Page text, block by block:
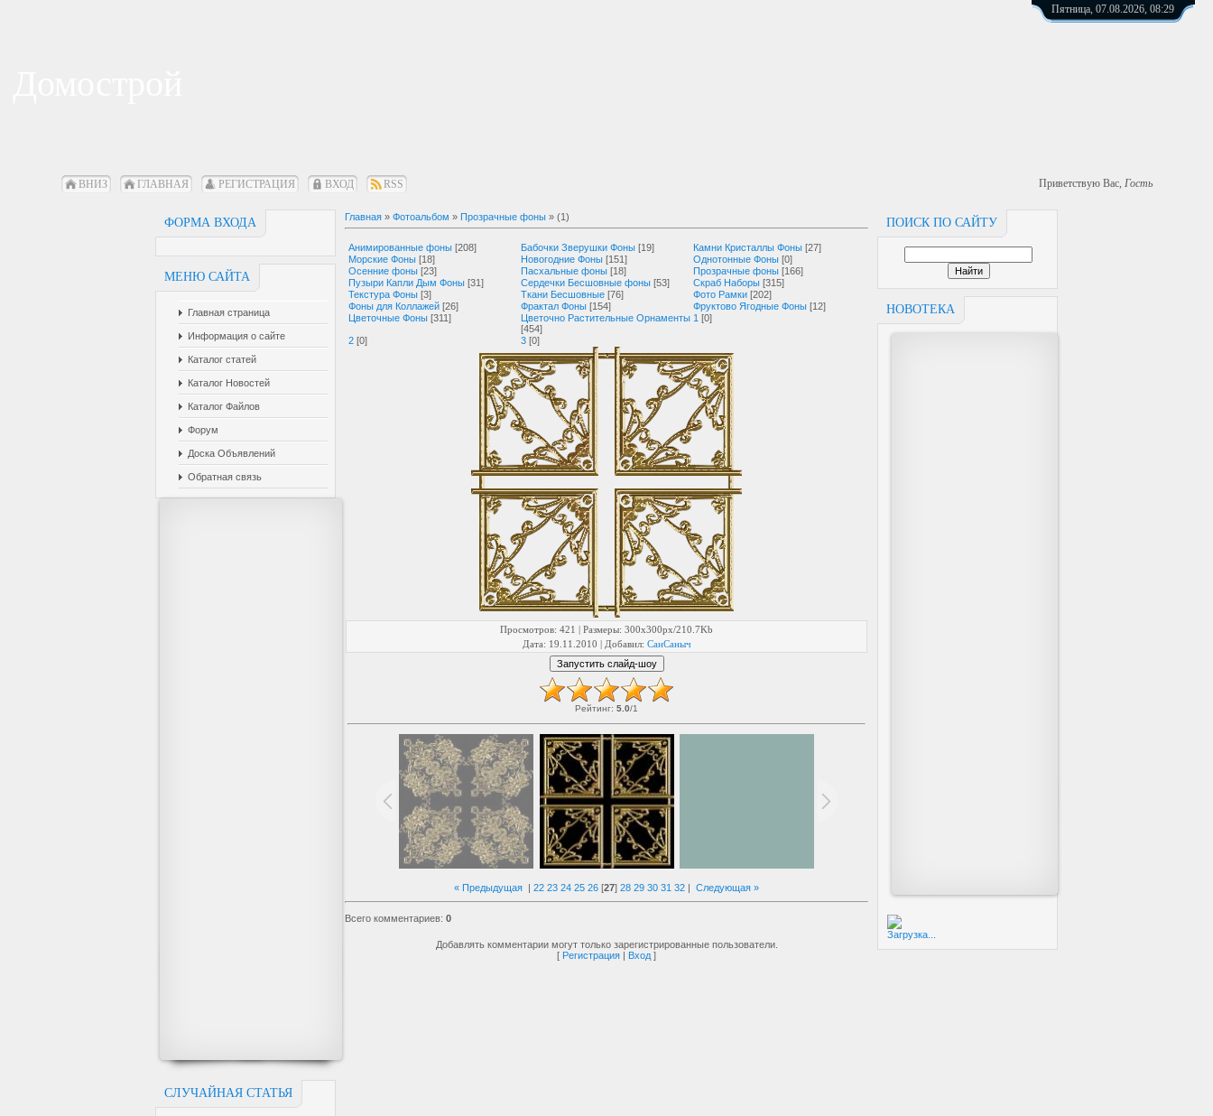
Пятница, 07.08.2026, 08:29
ВНИЗ ГЛАВНАЯ РЕГИСТРАЦИЯ ВХОД RSS Приветствую Вас, Гость
ФОРМА ВХОДА
МЕНЮ САЙТА
Главная страница
Информация о сайте
Каталог статей
Каталог Новостей
Каталог Файлов
Форум
Доска Объявлений
Обратная связь
СЛУЧАЙНАЯ СТАТЬЯ
ПОИСК ПО САЙТУ
НОВОТЕКА
Загрузка...
Главная » Фотоальбом » Прозрачные фоны » (1)
Анимированные фоны [208] Бабочки Зверушки Фоны [19] Камни Кристаллы Фоны [27]
Морские Фоны [18] Новогодние Фоны [151] Однотонные Фоны [0]
Осенние фоны [23] Пасхальные фоны [18] Прозрачные фоны [166]
Пузыри Капли Дым Фоны [31] Сердечки Бесшовные фоны [53] Скраб Наборы [315]
Текстура Фоны [3] Ткани Бесшовные [76] Фото Рамки [202]
Фоны для Коллажей [26] Фрактал Фоны [154] Фруктово Ягодные Фоны [12]
Цветочные Фоны [311]
Цветочно Растительные Орнаменты
[454]
1 [0]
2 [0] 3 [0]
Просмотров: 421 | Размеры: 300x300px/210.7Kb
Дата: 19.11.2010 | Добавил: СанСаныч
Рейтинг: 5.0/1
« Предыдущая | 22 23 24 25 26 [27] 28 29 30 31 32 | Следующая »
Всего комментариев: 0
Добавлять комментарии могут только зарегистрированные пользователи.
[ Регистрация | Вход ]